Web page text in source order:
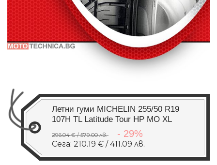
Летни гуми MICHELIN 255/50 R19
107H TL Latitude Tour HP MO XL
296.04 € / 579.00 лв. - 29%
Сега: 210.19 € / 411.09 лв.